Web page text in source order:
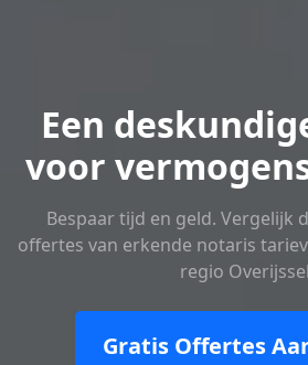
Een
voor
Bespaar tijd en geld. Vergelijk
offertes van erkende notaris
regio
Gratis Offertes